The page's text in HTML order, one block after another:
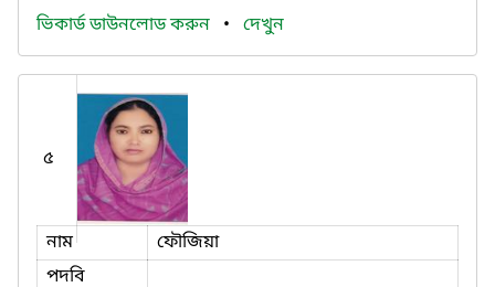
ভিকার্ড ডাউনলোড করুন • দেখুন
৫
নাম
ফৌজিয়া
পদবি